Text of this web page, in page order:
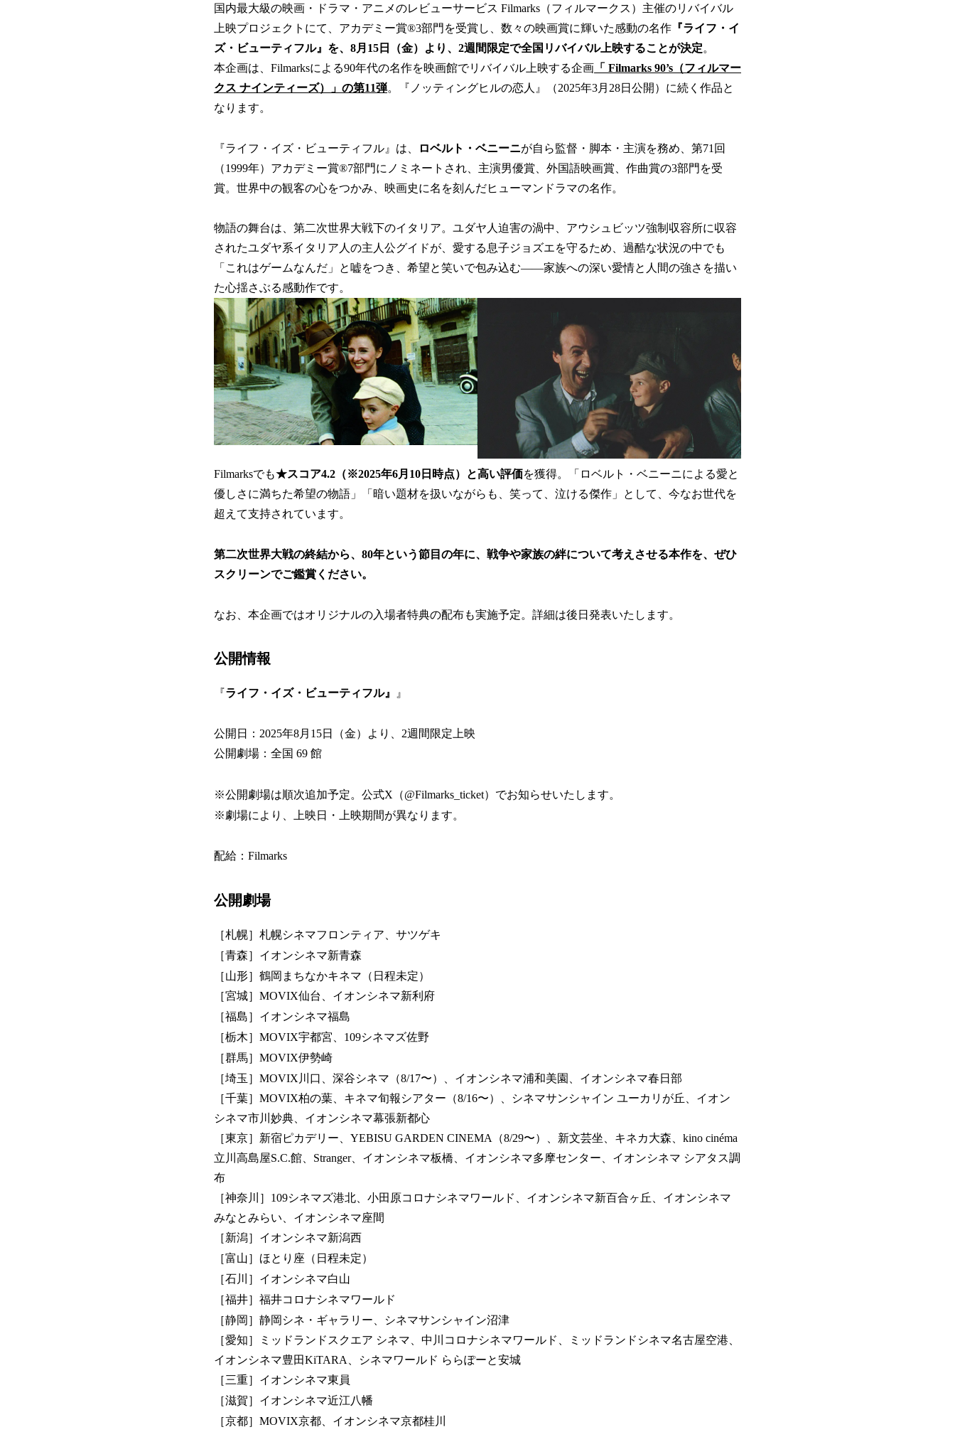
国内最大級の映画・ドラマ・アニメのレビューサービス Filmarks（フィルマークス）主催のリバイバル
上映プロジェクトにて、アカデミー賞®3部門を受賞し、数々の映画賞に輝いた感動の名作 『ライフ・イ
ズ・ビューティフル』を、8月15日（金）より、2週間限定で全国リバイバル上映することが決定。
本企画は、Filmarksによる90年代の名作を映画館でリバイバル上映する企画 「 Filmarks 90’s（フィルマー
クス ナインティーズ）」の第11弾。『ノッティングヒルの恋人』（2025年3月28日公開）に続く作品と
なります。
『ライフ・イズ・ビューティフル』は、 ロベルト・ベニーニが自ら監督・脚本・主演を務め、第71回
（1999年）アカデミー賞®7部門にノミネートされ、主演男優賞、外国語映画賞、作曲賞の3部門を受
賞。世界中の観客の心をつかみ、映画史に名を刻んだヒューマンドラマの名作。
物語の舞台は、第二次世界大戦下のイタリア。ユダヤ人迫害の渦中、アウシュビッツ強制収容所に収容
されたユダヤ系イタリア人の主人公グイドが、愛する息子ジョズエを守るため、過酷な状況の中でも
「これはゲームなんだ」と嘘をつき、希望と笑いで包み込む——家族への深い愛情と人間の強さを描い
た心揺さぶる感動作です。
Filmarksでも★スコア4.2（※2025年6月10日時点）と高い評価を獲得。「ロベルト・ベニーニによる愛と
優しさに満ちた希望の物語」「暗い題材を扱いながらも、笑って、泣ける傑作」として、今なお世代を
超えて支持されています。
第二次世界大戦の終結から、80年という節目の年に、戦争や家族の絆について考えさせる本作を、ぜひ
スクリーンでご鑑賞ください。
なお、本企画ではオリジナルの入場者特典の配布も実施予定。詳細は後日発表いたします。
公開情報
『ライフ・イズ・ビューティフル』 』
公開日：2025年8月15日（金）より、2週間限定上映
公開劇場：全国 69 館
※公開劇場は順次追加予定。公式X（@Filmarks_ticket）でお知らせいたします。
※劇場により、上映日・上映期間が異なります。
配給：Filmarks
公開劇場
［札幌］札幌シネマフロンティア、サツゲキ
［青森］イオンシネマ新青森
［山形］鶴岡まちなかキネマ（日程未定）
［宮城］MOVIX仙台、イオンシネマ新利府
［福島］イオンシネマ福島
［栃木］MOVIX宇都宮、109シネマズ佐野
［群馬］MOVIX伊勢崎
［埼玉］MOVIX川口、深谷シネマ（8/17〜）、イオンシネマ浦和美園、イオンシネマ春日部
［千葉］MOVIX柏の葉、キネマ旬報シアター（8/16〜）、シネマサンシャイン ユーカリが丘、イオン
シネマ市川妙典、イオンシネマ幕張新都心
［東京］新宿ピカデリー、YEBISU GARDEN CINEMA（8/29〜）、新文芸坐、キネカ大森、kino cinéma
立川高島屋S.C.館、Stranger、イオンシネマ板橋、イオンシネマ多摩センター、イオンシネマ シアタス調
布
［神奈川］109シネマズ港北、小田原コロナシネマワールド、イオンシネマ新百合ヶ丘、イオンシネマ
みなとみらい、イオンシネマ座間
［新潟］イオンシネマ新潟西
［富山］ほとり座（日程未定）
［石川］イオンシネマ白山
［福井］福井コロナシネマワールド
［静岡］静岡シネ・ギャラリー、シネマサンシャイン沼津
［愛知］ミッドランドスクエア シネマ、中川コロナシネマワールド、ミッドランドシネマ名古屋空港、
イオンシネマ豊田KiTARA、シネマワールド ららぽーと安城
［三重］イオンシネマ東員
［滋賀］イオンシネマ近江八幡
［京都］MOVIX京都、イオンシネマ京都桂川